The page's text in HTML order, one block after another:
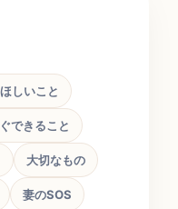
しいこと
できること
大切なもの
妻のSOS